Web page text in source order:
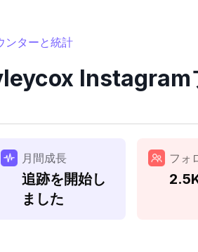
ターと統計
Instagram
月間成長
追跡を開始し
ました
フォ